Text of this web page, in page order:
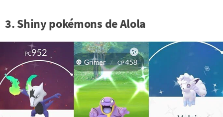
3. Shiny pokémons de Alola